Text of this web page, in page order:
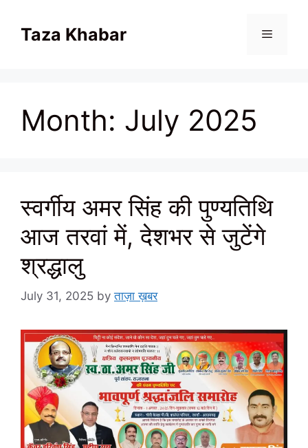
contentTaza Khabar
Month: July 2025
स्वर्गीय अमर सिंह की पुण्यतिथि
आज तरवां में, देशभर से जुटेंगे
श्रद्धालु
July 31, 2025 byताज़ा ख़बर